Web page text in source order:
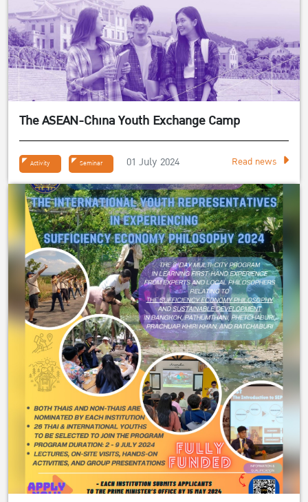
The ASEAN-China Youth Exchange Camp
Activity Seminar 01 July 2024 Read news